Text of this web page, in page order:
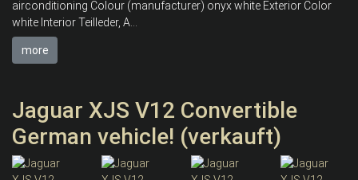
airconditioning Colour (manufacturer) onyx white Exterior Color
white Interior Teilleder, A...
more
Jaguar XJS V12 Convertible
German vehicle! (verkauft)